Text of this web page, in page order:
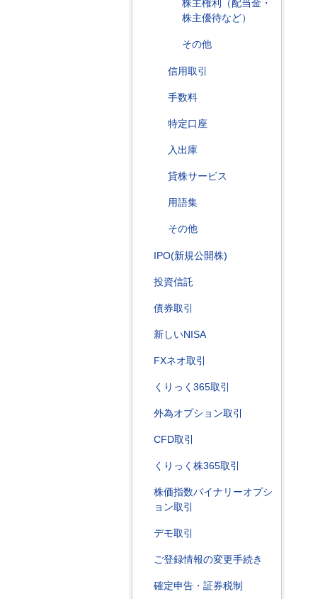
株主権利（配当金・
株主優待など）
その他
信用取引
手数料
特定口座
入出庫
貸株サービス
用語集
その他
IPO(新規公開株)
投資信託
債券取引
新しいNISA
FXネオ取引
くりっく365取引
外為オプション取引
CFD取引
くりっく株365取引
株価指数バイナリーオプシ
ョン取引
デモ取引
ご登録情報の変更手続き
確定申告・証券税制